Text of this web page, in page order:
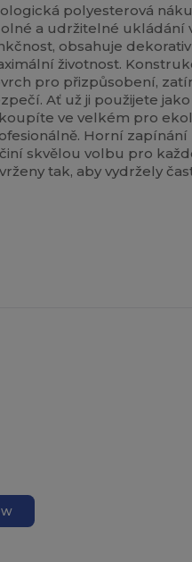
polyesterová
a udržitelné ukládání
obsahuje
životnost.
pro přizpůsobení,
Ať už ji použijete
ve velkém pro
Horní zapínání
skvělou volbu pro
tak, aby vydržely